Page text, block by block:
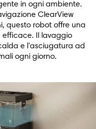
in ogni ambiente.
ClearView
questo robot offre una
efficace. Il lavaggio
e l'asciugatura ad
ogni giorno.